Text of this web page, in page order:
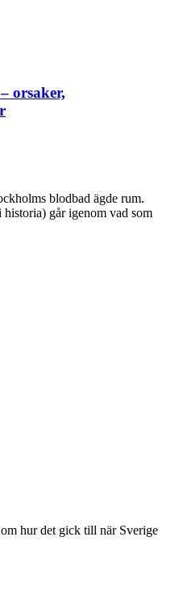
orsaker,
blodbad ägde rum.
går igenom vad som
hur det gick till när Sverige